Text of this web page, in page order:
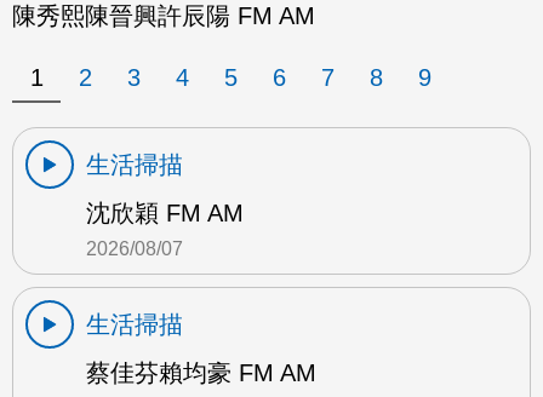
陳秀熙陳晉興許辰陽 FM AM
1 2 3 4 5 6 7 8 9
生活掃描
沈欣穎 FM AM
2026/08/07
生活掃描
蔡佳芬賴均豪 FM AM